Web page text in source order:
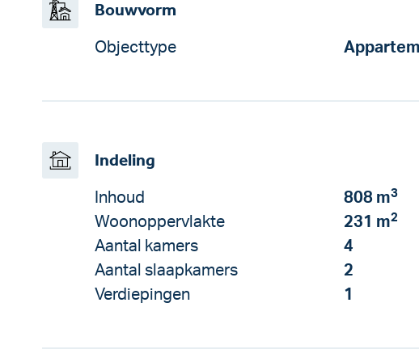
Bouwvorm
Objecttype
Indeling
Inhoud 808 m3
Woonoppervlakte 231 m2
Aantal kamers
4
Aantal slaapkamers
2
Verdiepingen
1